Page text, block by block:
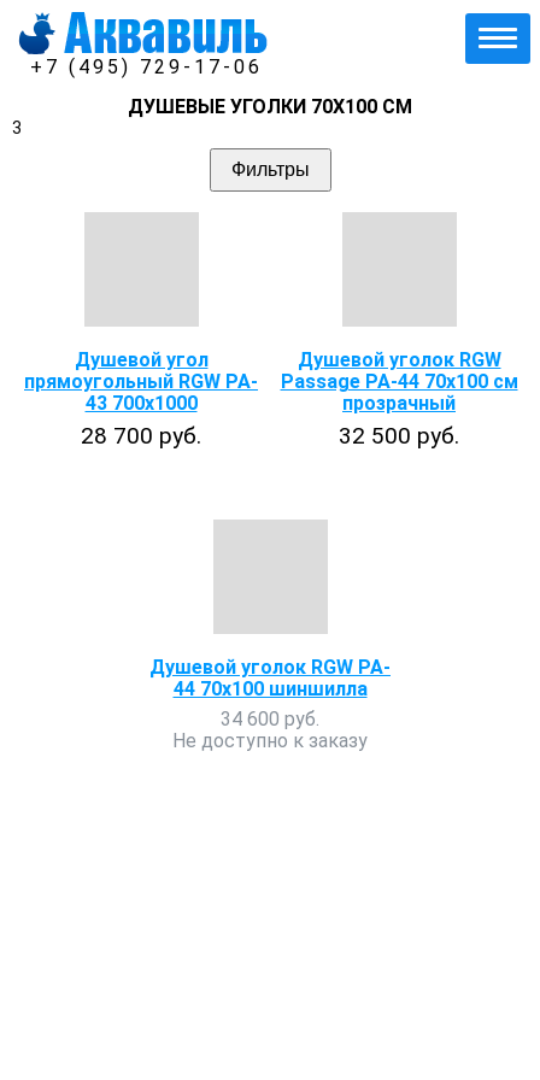
+7 (495) 729-17-06
ДУШЕВЫЕ УГОЛКИ 70Х100 СМ
3
Фильтры
Душевой угол
прямоугольный RGW PA-
43 700x1000
28 700 руб.
Душевой уголок RGW
Passage PA-44 70х100 см
прозрачный
32 500 руб.
Душевой уголок RGW PA-
44 70x100 шиншилла
34 600 руб.
Не доступно к заказу